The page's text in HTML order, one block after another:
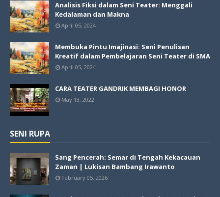
Analisis Fiksi dalam Seni Teater: Menggali
Kedalaman dan Makna
April 05, 2024
Membuka Pintu Imajinasi: Seni Penulisan
Kreatif dalam Pembelajaran Seni Teater di SMA
April 05, 2024
CARA TEATER GANDRIK MEMBAGI HONOR
May 13, 2022
SENI RUPA
Sang Pencerah: Semar di Tengah Kekacauan
Zaman | Lukisan Bambang Irawanto
February 05, 2026